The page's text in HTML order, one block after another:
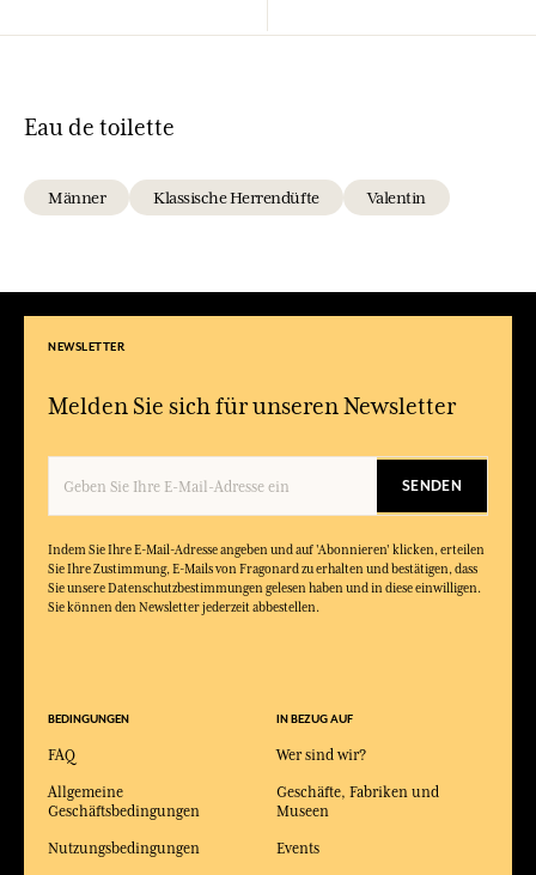
Eau de toilette
Männer Klassische Herrendüfte Valentin
NEWSLETTER
Melden Sie sich für unseren Newsletter
SENDEN
Indem Sie Ihre E-Mail-Adresse angeben und auf 'Abonnieren' klicken, erteilen
Sie Ihre Zustimmung, E-Mails von Fragonard zu erhalten und bestätigen, dass
Sie unsere Datenschutzbestimmungen gelesen haben und in diese einwilligen.
Sie können den Newsletter jederzeit abbestellen.
BEDINGUNGEN
FAQ
Allgemeine
Geschäftsbedingungen
Nutzungsbedingungen
IN BEZUG AUF
Wer sind wir?
Geschäfte, Fabriken und
Museen
Events